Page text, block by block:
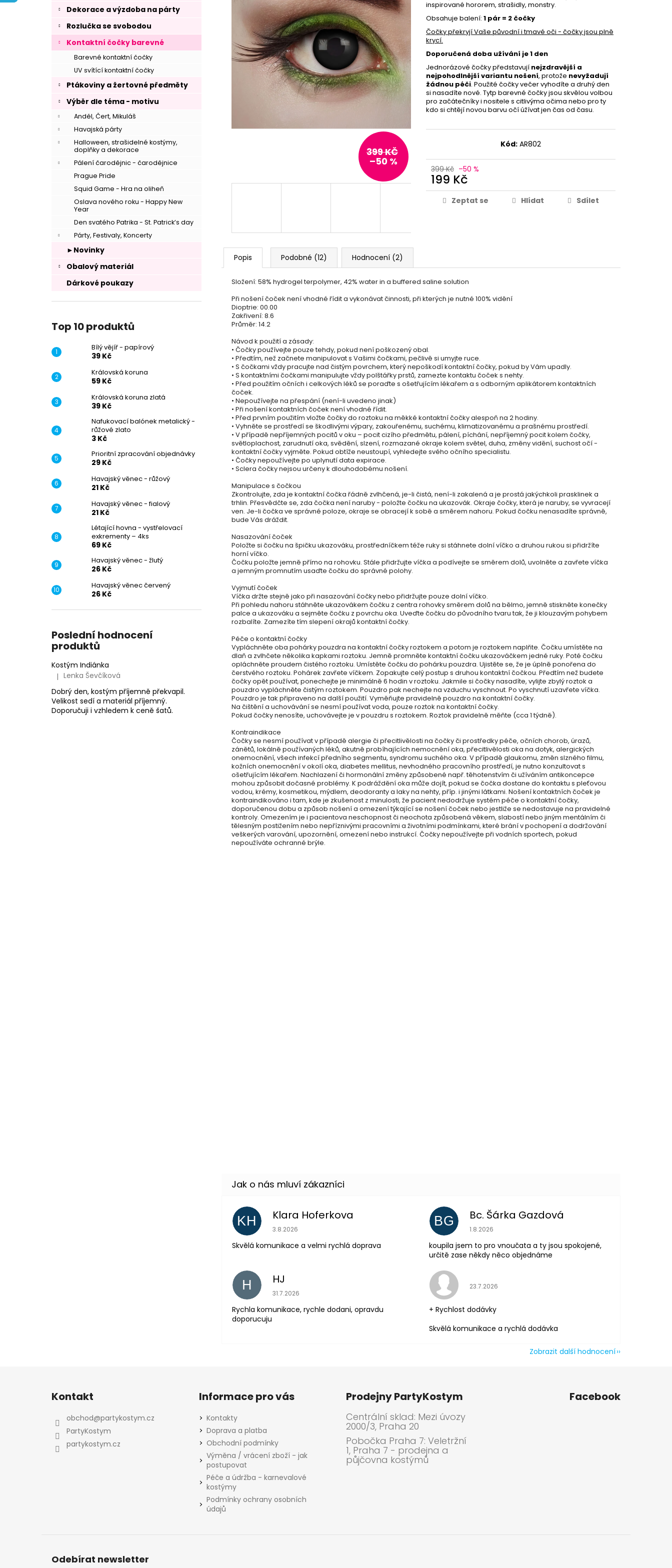
Dekorace a výzdoba na párty
Rozlučka se svobodou
Kontaktní čočky barevné
Barevné kontaktní čočky
UV svítící kontaktní čočky
Ptákoviny a žertovné předměty
Výběr dle téma - motivu
Anděl, Čert, Mikuláš
Havajská párty
Halloween, strašidelné kostýmy,
doplňky a dekorace
Pálení čarodějnic - čarodějnice
Prague Pride
Squid Game - Hra na oliheň
Oslava nového roku - Happy New
Year
Den svatého Patrika - St. Patrick’s day
Párty, Festivaly, Koncerty
►Novinky
Obalový materiál
Dárkové poukazy
Top 10 produktů
Bílý vějíř - papírový
39 Kč
Královská koruna
59 Kč
Královská koruna zlatá
39 Kč
Nafukovací balónek metalický -
růžové zlato
3 Kč
Prioritní zpracování objednávky
29 Kč
Havajský věnec - růžový
21 Kč
Havajský věnec - fialový
21 Kč
Létající hovna - vystřelovací
exkrementy – 4ks
69 Kč
Havajský věnec - žlutý
26 Kč
Havajský věnec červený
26 Kč
Poslední hodnocení
produktů
Kostým Indiánka
Hodnocení produktu je 5 z 5 hvězdiček.
| Lenka Ševčíková
Dobrý den, kostým příjemně překvapil.
Velikost sedí a materiál příjemný.
Doporučuji i vzhledem k ceně šatů.
inspirované hororem, strašidly, monstry.
Obsahuje balení: 1 pár = 2 čočky
Čočky překryjí Vaše původní i tmavé oči - čočky jsou plně
krycí.
Doporučená doba užívání je 1 den
Jednorázové čočky představují nejzdravější a
nejpohodlnější variantu nošení, protože nevyžadují
žádnou péči. Použité čočky večer vyhodíte a druhý den
si nasadíte nové. Tytp barevné čočky jsou skvělou volbou
pro začátečníky i nositele s citlivýma očima nebo pro ty
kdo si chtějí novou barvu očí úžívat jen čas od času.
Kód: AR802
399 Kč –50 %
199 Kč
Zeptat se Hlídat Sdílet
399 KČ
–50 %
Popis Podobné (12) Hodnocení (2)
Složení: 58% hydrogel terpolymer, 42% water in a buffered saline solution
Při nošení čoček není vhodné řídit a vykonávat činnosti, při kterých je nutné 100% vidění
Dioptrie: 00.00
Zakřivení: 8.6
Průměr: 14.2
Návod k použití a zásady:
• Čočky používejte pouze tehdy, pokud není poškozený obal.
• Předtím, než začnete manipulovat s Vašimi čočkami, pečlivě si umyjte ruce.
• S čočkami vždy pracujte nad čistým povrchem, který nepoškodí kontaktní čočky, pokud by Vám upadly.
• S kontaktními čočkami manipulujte vždy polštářky prstů, zamezte kontaktu čoček s nehty.
• Před použitím očních i celkových léků se poraďte s ošetřujícím lékařem a s odborným aplikátorem kontaktních
čoček.
• Nepoužívejte na přespání (není-li uvedeno jinak)
• Při nošení kontaktních čoček není vhodné řídit.
• Před prvním použitím vložte čočky do roztoku na měkké kontaktní čočky alespoň na 2 hodiny.
• Vyhněte se prostředí se škodlivými výpary, zakouřenému, suchému, klimatizovanému a prašnému prostředí.
• V případě nepříjemných pocitů v oku – pocit cizího předmětu, pálení, píchání, nepříjemný pocit kolem čočky,
světloplachost, zarudnutí oka, svědění, slzení, rozmazané okraje kolem světel, duha, změny vidění, suchost očí -
kontaktní čočky vyjměte. Pokud obtíže neustoupí, vyhledejte svého očního specialistu.
• Čočky nepoužívejte po uplynutí data expirace.
• Sclera čočky nejsou určeny k dlouhodobému nošení.
Manipulace s čočkou
Zkontrolujte, zda je kontaktní čočka řádně zvlhčená, je-li čistá, není-li zakalená a je prostá jakýchkoli prasklinek a
trhlin. Přesvědčte se, zda čočka není naruby - položte čočku na ukazovák. Okraje čočky, která je naruby, se vyvracejí
ven. Je-li čočka ve správné poloze, okraje se obracejí k sobě a směrem nahoru. Pokud čočku nenasadíte správně,
bude Vás dráždit.
Nasazování čoček
Položte si čočku na špičku ukazováku, prostředníčkem téže ruky si stáhnete dolní víčko a druhou rukou si přidržíte
horní víčko.
Čočku položte jemně přímo na rohovku. Stále přidržujte víčka a podívejte se směrem dolů, uvolněte a zavřete víčka
a jemným promnutím usaďte čočku do správné polohy.
Vyjmutí čoček
Víčka držte stejně jako při nasazování čočky nebo přidržujte pouze dolní víčko.
Při pohledu nahoru stáhněte ukazovákem čočku z centra rohovky směrem dolů na bělmo, jemně stiskněte konečky
palce a ukazováku a sejměte čočku z povrchu oka. Uveďte čočku do původního tvaru tak, že ji klouzavým pohybem
rozbalíte. Zamezíte tím slepení okrajů kontaktní čočky.
Péče o kontaktní čočky
Vypláchněte oba pohárky pouzdra na kontaktní čočky roztokem a potom je roztokem naplňte. Čočku umístěte na
dlaň a zvlhčete několika kapkami roztoku. Jemně promněte kontaktní čočku ukazováčkem jedné ruky. Poté čočku
opláchněte proudem čistého roztoku. Umístěte čočku do pohárku pouzdra. Ujistěte se, že je úplně ponořena do
čerstvého roztoku. Pohárek zavřete víčkem. Zopakujte celý postup s druhou kontaktní čočkou. Předtím než budete
čočky opět používat, ponechejte je minimálně 6 hodin v roztoku. Jakmile si čočky nasadíte, vylijte zbylý roztok a
pouzdro vypláchněte čistým roztokem. Pouzdro pak nechejte na vzduchu vyschnout. Po vyschnutí uzavřete víčka.
Pouzdro je tak připraveno na další použití. Vyměňujte pravidelně pouzdro na kontaktní čočky.
Na čištění a uchovávání se nesmí používat voda, pouze roztok na kontaktní čočky.
Pokud čočky nenosíte, uchovávejte je v pouzdru s roztokem. Roztok pravidelně měňte (cca 1 týdně).
Kontraindikace
Čočky se nesmí používat v případě alergie či přecitlivělosti na čočky či prostředky péče, očních chorob, úrazů,
zánětů, lokálně používaných léků, akutně probíhajících nemocnění oka, přecitlivělosti oka na dotyk, alergických
onemocnění, všech infekcí předního segmentu, syndromu suchého oka. V případě glaukomu, změn slzného filmu,
kožních onemocnění v okolí oka, diabetes mellitus, nevhodného pracovního prostředí, je nutno konzultovat s
ošetřujícím lékařem. Nachlazení či hormonální změny způsobené např. těhotenstvím či užíváním antikoncepce
mohou způsobit dočasné problémy. K podráždění oka může dojít, pokud se čočka dostane do kontaktu s pleťovou
vodou, krémy, kosmetikou, mýdlem, deodoranty a laky na nehty, příp. i jinými látkami. Nošení kontaktních čoček je
kontraindikováno i tam, kde je zkušenost z minulosti, že pacient nedodržuje systém péče o kontaktní čočky,
doporučenou dobu a způsob nošení a omezení týkající se nošení čoček nebo jestliže se nedostavuje na pravidelné
kontroly. Omezením je i pacientova neschopnost či neochota způsobená věkem, slabostí nebo jiným mentálním či
tělesným postižením nebo nepříznivými pracovními a životními podmínkami, které brání v pochopení a dodržování
veškerých varování, upozornění, omezení nebo instrukcí. Čočky nepoužívejte při vodních sportech, pokud
nepoužíváte ochranné brýle.
KH Klara Hoferkova
Hodnocení obchodu je 5 z 5 hvězdiček.
3.8.2026
Skvělá komunikace a velmi rychlá doprava
BG Bc. Šárka Gazdová
Hodnocení obchodu je 5 z 5 hvězdiček.
1.8.2026
koupila jsem to pro vnoučata a ty jsou spokojené,
určitě zase někdy něco objednáme
H HJ
Hodnocení obchodu je 5 z 5 hvězdiček.
31.7.2026
Rychla komunikace, rychle dodani, opravdu
doporucuju
Hodnocení obchodu je 5 z 5 hvězdiček.
23.7.2026
+ Rychlost dodávky
Skvělá komunikace a rychlá dodávka
Zobrazit další hodnocení
Odebírat newsletter
Kontakt
obchod@partykostym.cz
PartyKostym
partykostym.cz
Informace pro vás
Kontakty
Doprava a platba
Obchodní podmínky
Výměna / vrácení zboží - jak
postupovat
Péče a údržba - karnevalové
kostýmy
Podmínky ochrany osobních
údajů
Prodejny PartyKostym
Centrální sklad: Mezi úvozy
2000/3, Praha 20
Pobočka Praha 7: Veletržní
1, Praha 7 - prodejna a
půjčovna kostýmů
Facebook
Partykostym.cz - online